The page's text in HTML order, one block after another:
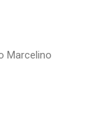
Marcelino